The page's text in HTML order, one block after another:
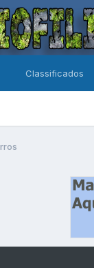
Classificados